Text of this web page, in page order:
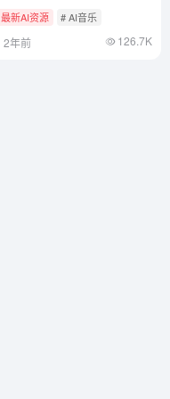
最新AI资源 # AI音乐
2年前 126.7K